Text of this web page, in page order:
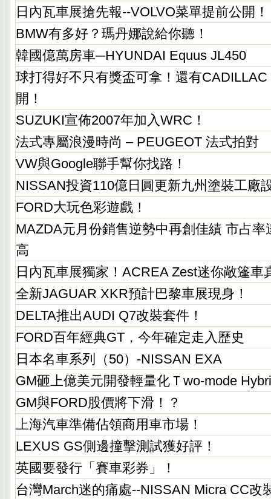
日內瓦車展搶先報--VOLVO菜單提前公開！
BMW有多好？瑪丹娜說給你聽！
韓國億萬房車─HYUNDAI Equus JL450
球打得好不只有獎盃可拿！還有
開！
SUZUKI宣佈2007年加入WRC！
法式專屬浪漫時尚 – PEUGEOT 法式拍對
VW與Google聯手幫你找路！
NISSAN投資110億日圓更新九州塗裝工廠
FORD大玩色彩遊戲！
MAZDA元月份銷售逆勢中再創佳績 市占率
高
日內瓦車展獨家！ACREA Zest迷你敞篷
全新JAGUAR XKR預計巴黎車展現身！
DELTA推出AUDI Q7改裝套件！
FORD百年經典GT，今年確定走入歷史
日本名車系列（50）-NISSAN EXA
GM砸上億美元開發輕量化Ｔwo-mode
GM與FORD股價將下滑！？
上海汽車準備佔領商用車市場！
LEXUS GS側邊撞擊測試獲好評！
英國要發行「賽車彩券」！
台灣March迷的痛處--NISSAN Micra CC改